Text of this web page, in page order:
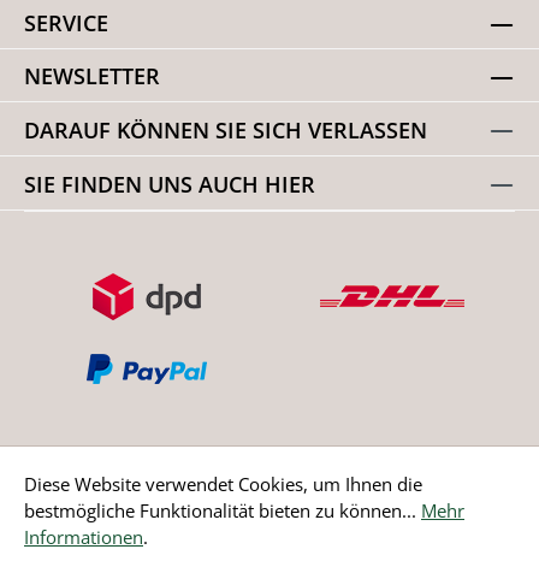
SERVICE
NEWSLETTER
DARAUF KÖNNEN SIE SICH VERLASSEN
SIE FINDEN UNS AUCH HIER
Bestellung widerrufen
Diese Website verwendet Cookies, um Ihnen die
bestmögliche Funktionalität bieten zu können... Mehr
Informationen.